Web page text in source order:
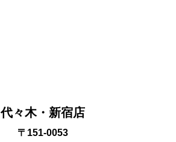
代々木・新宿店
〒151-0053